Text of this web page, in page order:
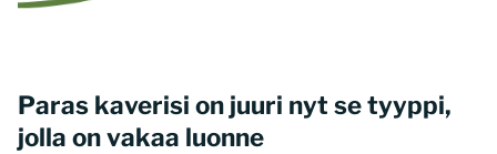
Paras kaverisi on juuri nyt se tyyppi,
jolla on vakaa luonne